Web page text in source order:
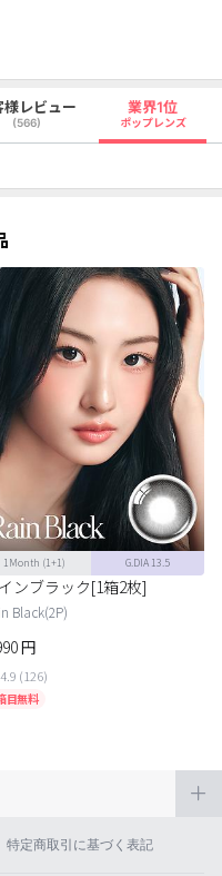
様レビュー
(566)
業界1位
ポップレンズ
1Month (1+1) G.DIA 13.5
ンブラック[1箱2枚]
Black(2P)
円
4.9 (126)
目無料
特定商取引に基づく表記